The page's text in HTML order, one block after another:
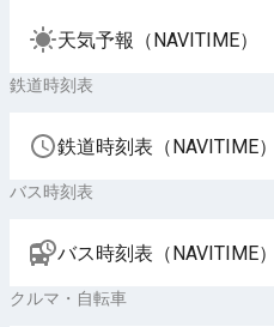
天気予報（NAVITIME）
鉄道時刻表
鉄道時刻表（NAVITIME）
バス時刻表
バス時刻表（NAVITIME）
クルマ・自転車